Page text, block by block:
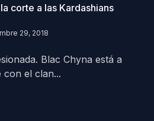
corte a las Kardashians
29, 2018
Blac Chyna está a
con el clan...